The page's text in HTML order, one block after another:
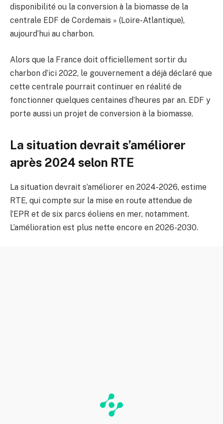
disponibilité ou la conversion à la biomasse de la
centrale EDF de Cordemais » (Loire-Atlantique),
aujourd’hui au charbon.
Alors que la France doit officiellement sortir du
charbon d’ici 2022, le gouvernement a déjà déclaré que
cette centrale pourrait continuer en réalité de
fonctionner quelques centaines d’heures par an. EDF y
porte aussi un projet de conversion à la biomasse.
La situation devrait s’améliorer
après 2024 selon RTE
La situation devrait s’améliorer en 2024-2026, estime
RTE, qui compte sur la mise en route attendue de
l’EPR et de six parcs éoliens en mer, notamment.
L’amélioration est plus nette encore en 2026-2030.